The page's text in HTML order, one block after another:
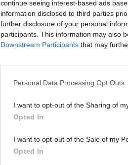
continue seeing interest-based ads
information disclosed to third parties
further disclosure of your personal
participants. This information may also
Downstream Participants that may
Personal Data Processing Opt Outs
I want to opt-out of the Sharing of
Opted In
I want to opt-out of the Sale of my
Opted In